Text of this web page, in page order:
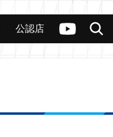
ヴァンガードch
検索
公認店舗 その他
公認店